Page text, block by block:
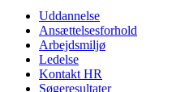
Uddannelse
Ansættelsesforhold
Arbejdsmiljø
Ledelse
Kontakt HR
Søgeresultater